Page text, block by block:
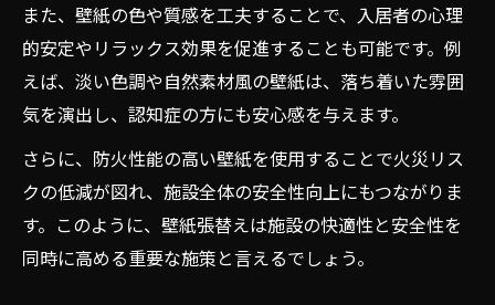
また、壁紙の色や質感を工夫することで、入居者の心理
的安定やリラックス効果を促進することも可能です。例
えば、淡い色調や自然素材風の壁紙は、落ち着いた雰囲
気を演出し、認知症の方にも安心感を与えます。
さらに、防火性能の高い壁紙を使用することで火災リス
クの低減が図れ、施設全体の安全性向上にもつながりま
す。このように、壁紙張替えは施設の快適性と安全性を
同時に高める重要な施策と言えるでしょう。